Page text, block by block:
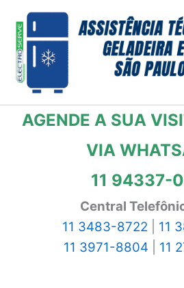
para
conteúdo
AGENDE A SUA
VIA
11 94337-
Central
11 3483-8722
11
11 3971-8804
11